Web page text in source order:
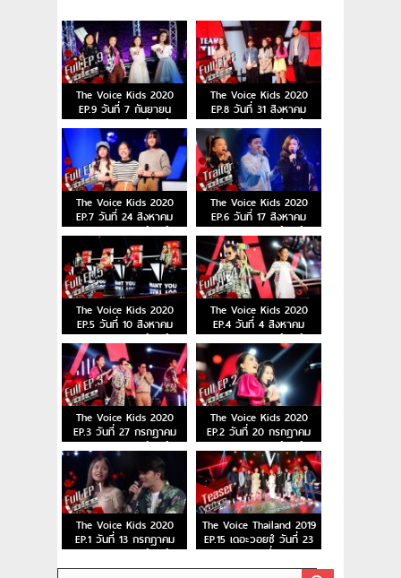
The Voice Kids 2020
EP.9 วันที่ 7 กันยายน
2563 เดอะวอยซ์คิดส์
The Voice Kids 2020
EP.8 วันที่ 31 สิงหาคม
2563 เดอะวอยซ์คิดส์
The Voice Kids 2020
EP.7 วันที่ 24 สิงหาคม
2563 เดอะวอยซ์คิดส์
The Voice Kids 2020
EP.6 วันที่ 17 สิงหาคม
2563 เดอะวอยซ์คิดส์
The Voice Kids 2020
EP.5 วันที่ 10 สิงหาคม
2563 เดอะวอยซ์คิดส์
The Voice Kids 2020
EP.4 วันที่ 4 สิงหาคม
2563 เดอะวอยซ์คิดส์
The Voice Kids 2020
EP.3 วันที่ 27 กรกฎาคม
2563 เดอะวอยซ์คิดส์
The Voice Kids 2020
EP.2 วันที่ 20 กรกฎาคม
2563 เดอะวอยซ์คิดส์
The Voice Kids 2020
EP.1 วันที่ 13 กรกฎาคม
2563 เดอะวอยซ์คิดส์
The Voice Thailand 2019
EP.15 เดอะวอยซ์ วันที่ 23
ธ.ค. 62 ตอนที่ 15 รอบ
Final การแข่งขันของ 6 คน